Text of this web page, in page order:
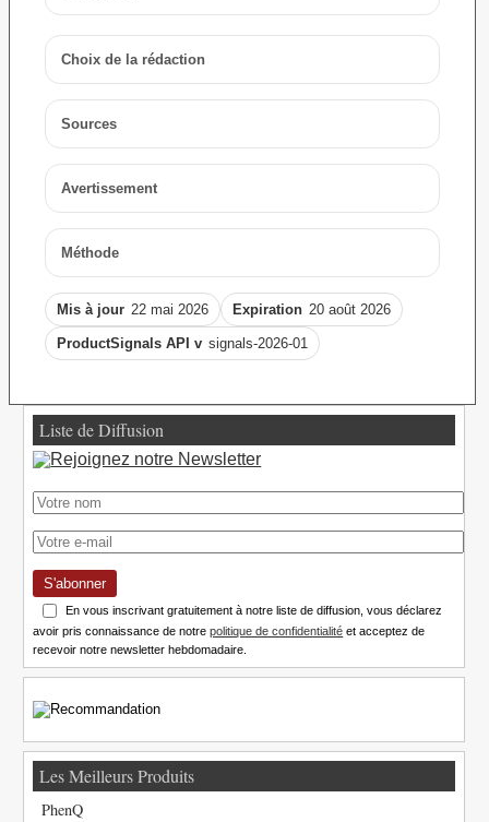
Choix de la rédaction
Sources
Avertissement
Méthode
Mis à jour 22 mai 2026 Expiration 20 août 2026
ProductSignals API v signals-2026-01
Liste de Diffusion
S'abonner
En vous inscrivant gratuitement à notre liste de diffusion, vous déclarez
avoir pris connaissance de notrepolitique de confidentialité et acceptez de
recevoir notre newsletter hebdomadaire.
Les Meilleurs Produits
PhenQ